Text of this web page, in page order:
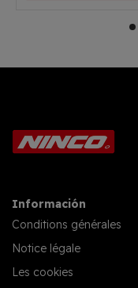
Información
Conditions générales
Notice légale
Les cookies